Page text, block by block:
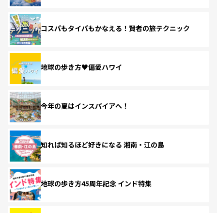
コスパもタイパもかなえる！賢者の旅テクニック
地球の歩き方♥偏愛ハワイ
今年の夏はインスパイアへ！
知れば知るほど好きになる 湘南・江の島
地球の歩き方45周年記念 インド特集